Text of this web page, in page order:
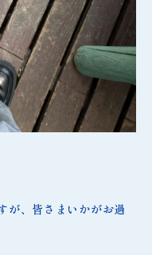
が、皆さまいかがお過